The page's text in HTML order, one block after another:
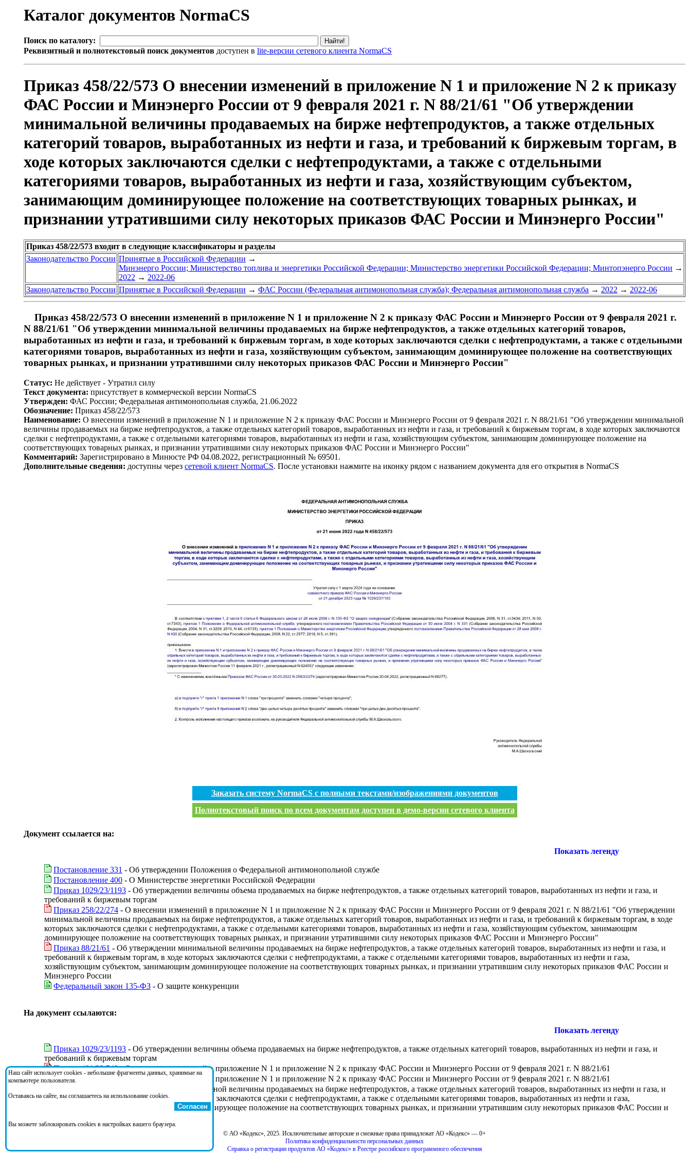
Каталог документов NormaCS
Поиск по каталогу:
Реквизитный и полнотекстовый поиск документов доступен в lite-версии сетевого клиента NormaCS
Приказ 458/22/573 О внесении изменений в приложение N 1 и приложение N 2 к приказу
ФАС России и Минэнерго России от 9 февраля 2021 г. N 88/21/61 "Об утверждении
минимальной величины продаваемых на бирже нефтепродуктов, а также отдельных
категорий товаров, выработанных из нефти и газа, и требований к биржевым торгам, в
ходе которых заключаются сделки с нефтепродуктами, а также с отдельными
категориями товаров, выработанных из нефти и газа, хозяйствующим субъектом,
занимающим доминирующее положение на соответствующих товарных рынках, и
признании утратившими силу некоторых приказов ФАС России и Минэнерго России"
Приказ 458/22/573 входит в следующие классификаторы и разделы
Законодательство России Принятые в Российской Федерации →
Минэнерго России; Министерство топлива и энергетики Российской Федерации; Министерство энергетики Российской Федерации; Минтопэнерго России →
2022 → 2022-06
Законодательство России Принятые в Российской Федерации → ФАС России (Федеральная антимонопольная служба); Федеральная антимонопольная служба → 2022 → 2022-06
Приказ 458/22/573 О внесении изменений в приложение N 1 и приложение N 2 к приказу ФАС России и Минэнерго России от 9 февраля 2021 г.
N 88/21/61 "Об утверждении минимальной величины продаваемых на бирже нефтепродуктов, а также отдельных категорий товаров,
выработанных из нефти и газа, и требований к биржевым торгам, в ходе которых заключаются сделки с нефтепродуктами, а также с отдельными
категориями товаров, выработанных из нефти и газа, хозяйствующим субъектом, занимающим доминирующее положение на соответствующих
товарных рынках, и признании утратившими силу некоторых приказов ФАС России и Минэнерго России"
Статус: Не действует - Утратил силу
Текст документа: присутствует в коммерческой версии NormaCS
Утвержден: ФАС России; Федеральная антимонопольная служба, 21.06.2022
Обозначение: Приказ 458/22/573
Наименование: О внесении изменений в приложение N 1 и приложение N 2 к приказу ФАС России и Минэнерго России от 9 февраля 2021 г. N 88/21/61 "Об утверждении минимальной
величины продаваемых на бирже нефтепродуктов, а также отдельных категорий товаров, выработанных из нефти и газа, и требований к биржевым торгам, в ходе которых заключаются
сделки с нефтепродуктами, а также с отдельными категориями товаров, выработанных из нефти и газа, хозяйствующим субъектом, занимающим доминирующее положение на
соответствующих товарных рынках, и признании утратившими силу некоторых приказов ФАС России и Минэнерго России"
Комментарий: Зарегистрировано в Минюсте РФ 04.08.2022, регистрационный № 69501.
Дополнительные сведения: доступны через сетевой клиент NormaCS. После установки нажмите на иконку рядом с названием документа для его открытия в NormaCS
Заказать систему NormaCS с полными текстами/изображениями документов
Полнотекстовый поиск по всем документам доступен в демо-версии сетевого клиента
Документ ссылается на:
Показать легенду
Постановление 331 - Об утверждении Положения о Федеральной антимонопольной службе
Постановление 400 - О Министерстве энергетики Российской Федерации
Приказ 1029/23/1193 - Об утверждении величины объема продаваемых на бирже нефтепродуктов, а также отдельных категорий товаров, выработанных из нефти и газа, и
требований к биржевым торгам
Приказ 258/22/274 - О внесении изменений в приложение N 1 и приложение N 2 к приказу ФАС России и Минэнерго России от 9 февраля 2021 г. N 88/21/61 "Об утверждении
минимальной величины продаваемых на бирже нефтепродуктов, а также отдельных категорий товаров, выработанных из нефти и газа, и требований к биржевым торгам, в ходе
которых заключаются сделки с нефтепродуктами, а также с отдельными категориями товаров, выработанных из нефти и газа, хозяйствующим субъектом, занимающим
доминирующее положение на соответствующих товарных рынках, и признании утратившими силу некоторых приказов ФАС России и Минэнерго России"
Приказ 88/21/61 - Об утверждении минимальной величины продаваемых на бирже нефтепродуктов, а также отдельных категорий товаров, выработанных из нефти и газа, и
требований к биржевым торгам, в ходе которых заключаются сделки с нефтепродуктами, а также с отдельными категориями товаров, выработанных из нефти и газа,
хозяйствующим субъектом, занимающим доминирующее положение на соответствующих товарных рынках, и признании утратившим силу некоторых приказов ФАС России и
Минэнерго России
Федеральный закон 135-ФЗ - О защите конкуренции
На документ ссылаются:
Показать легенду
Приказ 1029/23/1193 - Об утверждении величины объема продаваемых на бирже нефтепродуктов, а также отдельных категорий товаров, выработанных из нефти и газа, и
требований к биржевым торгам
Приказ 491/23/549- О внесении изменений в приложение N 1 и приложение N 2 к приказу ФАС России и Минэнерго России от 9 февраля 2021 г. N 88/21/61
Приказ 709/23/868- О внесении изменений в приложение N 1 и приложение N 2 к приказу ФАС России и Минэнерго России от 9 февраля 2021 г. N 88/21/61
- Об утверждении минимальной величины продаваемых на бирже нефтепродуктов, а также отдельных категорий товаров, выработанных из нефти и газа, и
требований к биржевым торгам, в ходе которых заключаются сделки с нефтепродуктами, а также с отдельными категориями товаров, выработанных из нефти и газа,
хозяйствующим субъектом, занимающим доминирующее положение на соответствующих товарных рынках, и признании утратившим силу некоторых приказов ФАС России и
© АО «Кодекс», 2025. Исключительные авторские и смежные права принадлежат АО «Кодекс» — 0+
Политика конфиденциальности персональных данных
Справка о регистрации продуктов АО «Кодекс» в Реестре российского программного обеспечения
Наш сайт использует cookies - небольшие фрагменты данных, хранимые на
компьютере пользователя.
Оставаясь на сайте, вы соглашаетесь на использование cookies.
Согласен
Вы можете заблокировать cookies в настройках вашего браузера.